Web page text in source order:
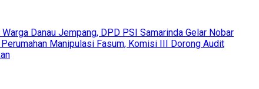
Danau Jempang, DPD PSI Samarinda Gelar Nobar
Manipulasi Fasum, Komisi III Dorong Audit